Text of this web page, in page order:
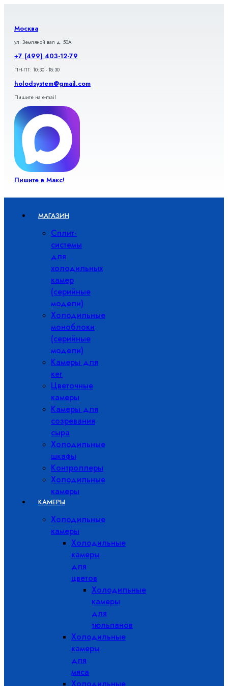
содержимому
Москва
ул. Земляной вал д. 50А
+7 (499) 403-12-79
ПН-ПТ: 10:30 - 18:30
holodsystem@gmail.com
Пишите на e-mail
Пишите в Макс!
МАГАЗИН
Сплит-
системы
для
холодильных
камер
(серийные
модели)
Холодильные
моноблоки
(серийные
модели)
Камеры для
кег
Цветочные
камеры
Камеры для
созревания
сыра
Холодильные
шкафы
Контроллеры
Холодильные
камеры
КАМЕРЫ
Холодильные
камеры
Холодильные
камеры
для
цветов
Холодильные
камеры
для
тюльпанов
Холодильные
камеры
для
мяса